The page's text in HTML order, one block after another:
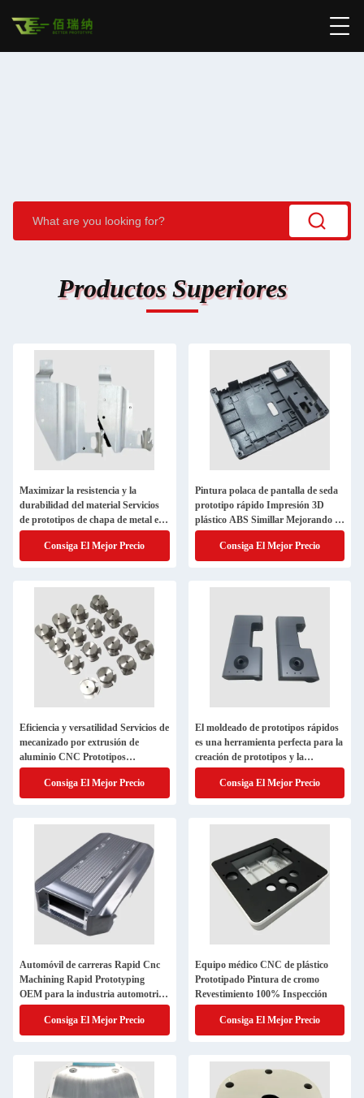
Productos Superiores
Maximizar la resistencia y la
durabilidad del material Servicios
de prototipos de chapa de metal en
la fabricación de chapa de metal
Consiga El Mejor Precio
Pintura polaca de pantalla de seda
prototipo rápido Impresión 3D
plástico ABS Simillar Mejorando la
funcionalidad del producto
Consiga El Mejor Precio
Eficiencia y versatilidad Servicios de
mecanizado por extrusión de
aluminio CNC Prototipos
aeroespaciales
Consiga El Mejor Precio
El moldeado de prototipos rápidos
es una herramienta perfecta para la
creación de prototipos y la
producción de bajo volumen.
Consiga El Mejor Precio
Automóvil de carreras Rapid Cnc
Machining Rapid Prototyping
OEM para la industria automotriz
de ritmo rápido
Consiga El Mejor Precio
Equipo médico CNC de plástico
Prototipado Pintura de cromo
Revestimiento 100% Inspección
Consiga El Mejor Precio